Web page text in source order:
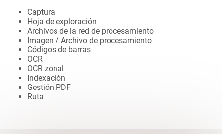
Captura
Hoja de exploración
Archivos de la red de procesamiento
Imagen / Archivo de procesamiento
Códigos de barras
OCR
OCR zonal
Indexación
Gestión PDF
Ruta